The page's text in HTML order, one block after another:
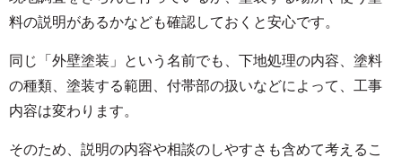
料の説明があるかなども確認しておくと安心です。
同じ「外壁塗装」という名前でも、下地処理の内容、塗料
の種類、塗装する範囲、付帯部の扱いなどによって、工事
内容は変わります。
そのため、説明の内容や相談のしやすさも含めて考えるこ